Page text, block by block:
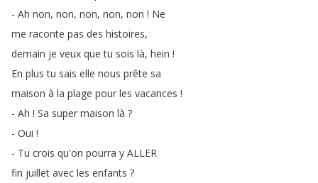
- Ah non, non, non, non, non ! Ne
me raconte pas des histoires,
demain je veux que tu sois là, hein !
En plus tu sais elle nous prête sa
maison à la plage pour les vacances !
- Ah ! Sa super maison là ?
- Oui !
- Tu crois qu'on pourra y ALLER
fin juillet avec les enfants ?